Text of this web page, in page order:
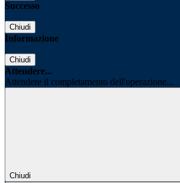
Successo
Chiudi
Informazione
Chiudi
Attendere...
Attendere il completamento dell'operazione...
Chiudi